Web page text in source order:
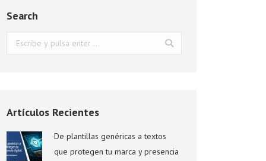
Search
Buscar:
Artículos Recientes
De plantillas genéricas a textos
que protegen tu marca y presencia